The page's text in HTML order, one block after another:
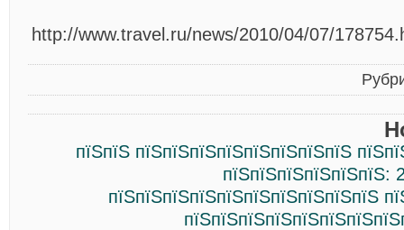
http://www.travel.ru/news/2010/04/07/
пїЅпїЅ пїЅпїЅпїЅпїЅпїЅпїЅпїЅпїЅ
пїЅпїЅпїЅпїЅпїЅпїЅ:
пїЅпїЅпїЅпїЅпїЅпїЅпїЅпїЅпїЅпїЅ